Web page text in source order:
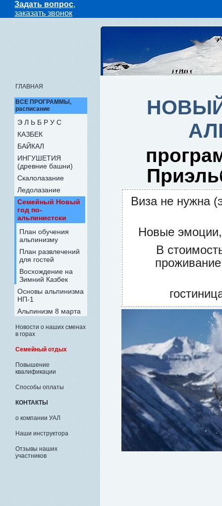
Задать вопрос,
заказать звонок
ГЛАВНАЯ
ВСЕ ПРОГРАММЫ,
расписание
Э Л Ь Б Р У С
КАЗБЕК
БАЙКАЛ
ИНГУШЕТИЯ
(древние башни)
Скалолазание
Ледолазание
Семейный Новый
год по-
альпинистски
План обучения
альпинизму
План развлечений
для гостей
Восхождение на
Зимний Казбек
Основы альпинизма
НП-1
Альпинизм 8 марта
Новости о наших сменах
в горах
Семейный отдых
Повышение
квалификации
Способы оплаты
КОНТАКТЫ
о компании УАЛ
Наши инструктора
Отзывы наших
участников
Виза не нужна
Новые эмоции,
В